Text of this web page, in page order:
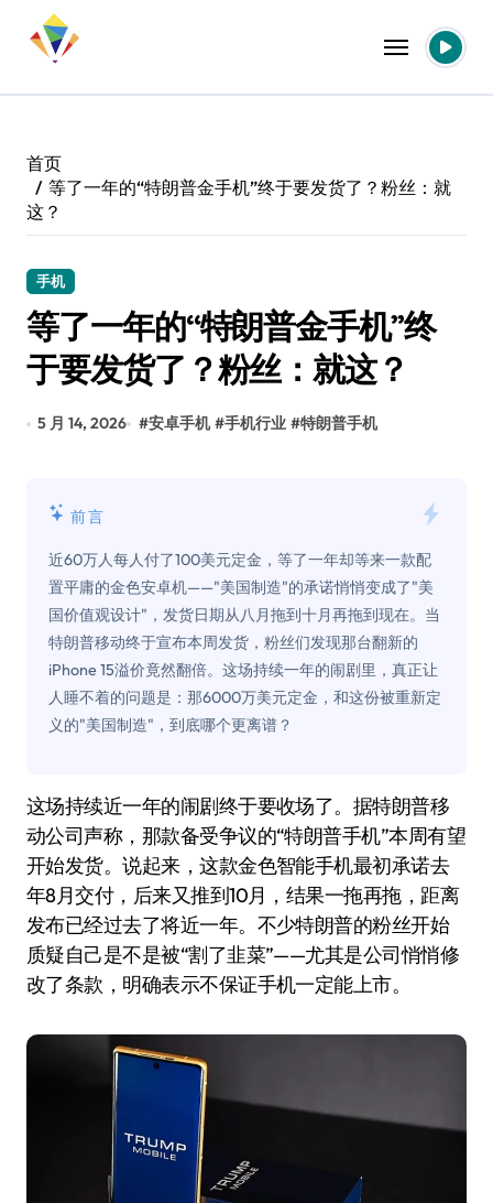
首页
等了一年的“特朗普金手机”终于要发货了？粉丝：就
这？
手机
等了一年的“特朗普金手机”终
于要发货了？粉丝：就这？
5 月 14, 2026 #安卓手机 #手机行业 #特朗普手机
前言
近60万人每人付了100美元定金，等了一年却等来一款配
置平庸的金色安卓机——"美国制造"的承诺悄悄变成了"美
国价值观设计"，发货日期从八月拖到十月再拖到现在。当
特朗普移动终于宣布本周发货，粉丝们发现那台翻新的
iPhone 15溢价竟然翻倍。这场持续一年的闹剧里，真正让
人睡不着的问题是：那6000万美元定金，和这份被重新定
义的"美国制造"，到底哪个更离谱？
这场持续近一年的闹剧终于要收场了。据特朗普移
动公司声称，那款备受争议的“特朗普手机”本周有望
开始发货。说起来，这款金色智能手机最初承诺去
年8月交付，后来又推到10月，结果一拖再拖，距离
发布已经过去了将近一年。不少特朗普的粉丝开始
质疑自己是不是被“割了韭菜”——尤其是公司悄悄修
改了条款，明确表示不保证手机一定能上市。